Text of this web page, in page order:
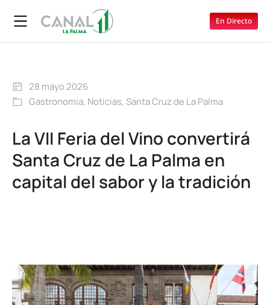
En Directo
28 mayo 2026
Gastronomía, Noticias, Santa Cruz de La Palma
La VII Feria del Vino convertirá
Santa Cruz de La Palma en
capital del sabor y la tradición